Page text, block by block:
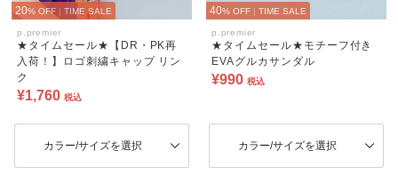
20% OFF | TIME SALE
p.premier
★タイムセール★【DR・PK再
入荷！】ロゴ刺繍キャップ リン
ク
¥1,760 税込
カラー/サイズを選択
40% OFF | TIME SALE
p.premier
★タイムセール★モチーフ付き
EVAグルカサンダル
¥990 税込
カラー/サイズを選択